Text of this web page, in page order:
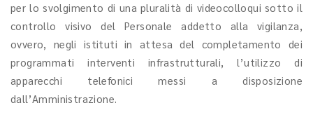
per lo svolgimento di una pluralità di videocolloqui sotto il
controllo visivo del Personale addetto alla vigilanza,
ovvero, negli istituti in attesa del completamento dei
programmati interventi infrastrutturali, l’utilizzo di
apparecchi telefonici messi a disposizione
dall’Amministrazione.